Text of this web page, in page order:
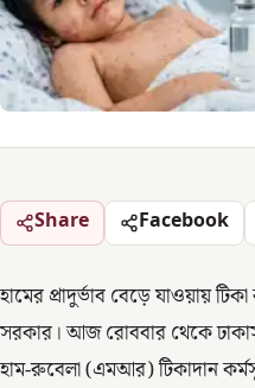
Share Facebook
হামের প্রাদুর্ভাব বেড়ে যাওয়ায়
সরকার। আজ রোববার থেকে
হাম-রুবেলা (এমআর) টিকাদান